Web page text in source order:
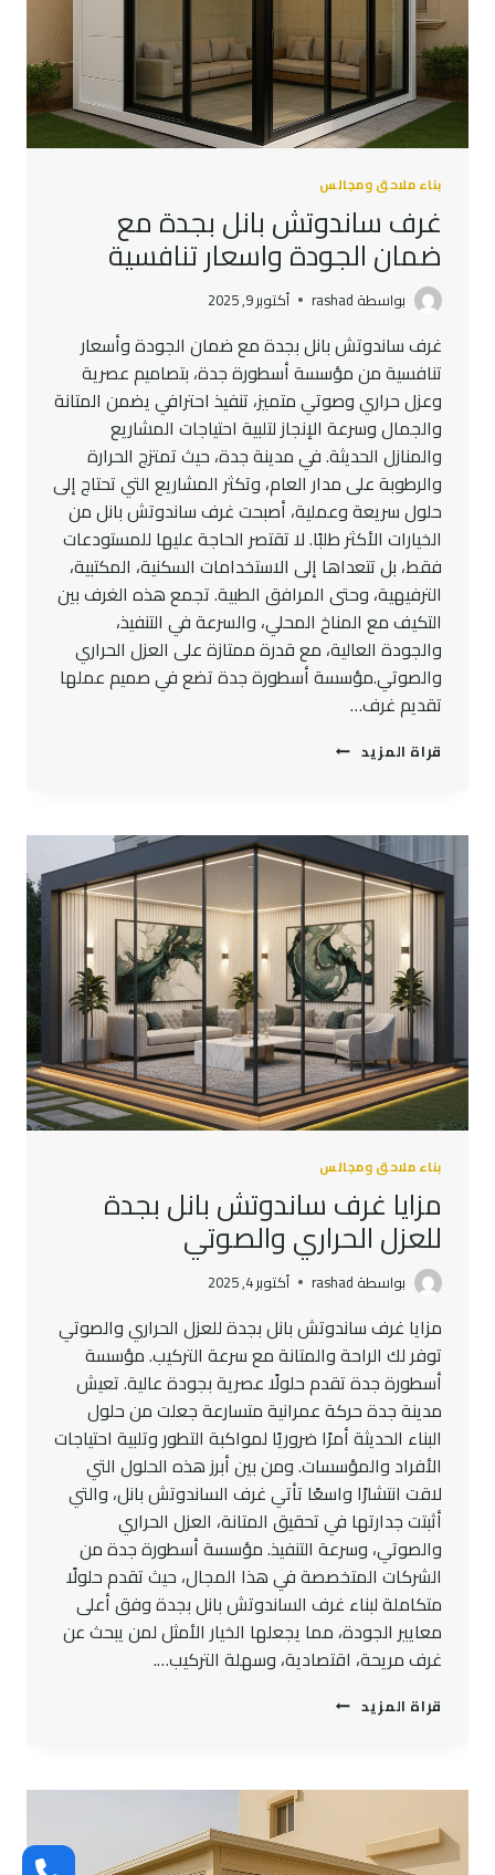
بناء ملاحق ومجالس
غرف ساندوتش بانل بجدة مع
ضمان الجودة واسعار تنافسية
بواسطة rashad أكتوبر 9, 2025
غرف ساندوتش بانل بجدة مع ضمان الجودة وأسعار
تنافسية من مؤسسة أسطورة جدة، بتصاميم عصرية
وعزل حراري وصوتي متميز، تنفيذ احترافي يضمن المتانة
والجمال وسرعة الإنجاز لتلبية احتياجات المشاريع
والمنازل الحديثة. في مدينة جدة، حيث تمتزج الحرارة
والرطوبة على مدار العام، وتكثر المشاريع التي تحتاج إلى
حلول سريعة وعملية، أصبحت غرف ساندوتش بانل من
الخيارات الأكثر طلبًا. لا تقتصر الحاجة عليها للمستودعات
فقط، بل تتعداها إلى الاستخدامات السكنية، المكتبية،
الترفيهية، وحتى المرافق الطبية. تجمع هذه الغرف بين
التكيف مع المناخ المحلي، والسرعة في التنفيذ،
والجودة العالية، مع قدرة ممتازة على العزل الحراري
والصوتي.مؤسسة أسطورة جدة تضع في صميم عملها
تقديم غرف…
قراة المزيد غرف
مع
ضمان
الجودة
واسعار
تنافسية
بناء ملاحق ومجالس
مزايا غرف ساندوتش بانل بجدة
للعزل الحراري والصوتي
بواسطة rashad أكتوبر 4, 2025
مزايا غرف ساندوتش بانل بجدة للعزل الحراري والصوتي
توفر لك الراحة والمتانة مع سرعة التركيب. مؤسسة
أسطورة جدة تقدم حلولًا عصرية بجودة عالية. تعيش
مدينة جدة حركة عمرانية متسارعة جعلت من حلول
البناء الحديثة أمرًا ضروريًا لمواكبة التطور وتلبية احتياجات
الأفراد والمؤسسات. ومن بين أبرز هذه الحلول التي
لاقت انتشارًا واسعًا تأتي غرف الساندوتش بانل، والتي
أثبتت جدارتها في تحقيق المتانة، العزل الحراري
والصوتي، وسرعة التنفيذ. مؤسسة أسطورة جدة من
الشركات المتخصصة في هذا المجال، حيث تقدم حلولًا
متكاملة لبناء غرف الساندوتش بانل بجدة وفق أعلى
معايير الجودة، مما يجعلها الخيار الأمثل لمن يبحث عن
غرف مريحة، اقتصادية، وسهلة التركيب….
قراة المزيد مزايا
بجدة
والصوتي